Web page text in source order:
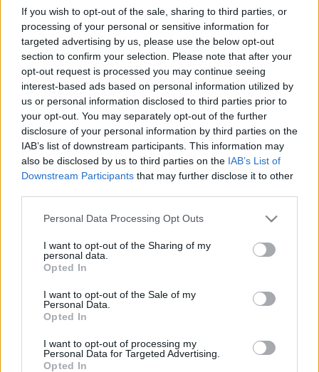
If you wish to opt-out of the sale, sharing to third parties, or
processing of your personal or sensitive information for
targeted advertising by us, please use the below opt-out
section to confirm your selection. Please note that after your
opt-out request is processed you may continue seeing
interest-based ads based on personal information utilized by
us or personal information disclosed to third parties prior to
your opt-out. You may separately opt-out of the further
disclosure of your personal information by third parties on the
IAB’s list of downstream participants. This information may
also be disclosed by us to third parties on the IAB’s List of
Downstream Participants that may further disclose it to other
Please note that this website/app uses one or more Google
not limited to your visit or usage behaviour. You may click to
grant or deny consent to Google and its third-party tags to
use your data for below specified purposes in below Google
consent section.
Personal Data Processing Opt Outs
I want to opt-out of the Sharing of my
personal data.
Opted In
I want to opt-out of the Sale of my
Personal Data.
Opted In
I want to opt-out of processing my
Personal Data for Targeted Advertising.
Opted In
Videók
Kisállatok egészsége
#allergia #influenza#cukorbetegség
#orvosmeteorológia#vérnyomás #stroke#rákbetegség
#pajzsmirigy#reflux#ekcéma#herpesz
Regisztráció
Fűszer
Fűszer